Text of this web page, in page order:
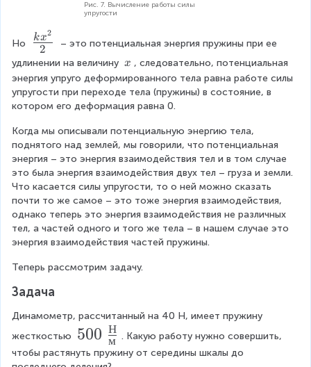
}
-
\f
r
a
c
{
k
x
_
2
^
2
{
2
2
}
{
2
}
2
}
{
2
}
\
ri
g
h
t)
=
\f
a
c
{
k
c
{
k
x
2
}
{
2
}
Рис. 7. Вычисление работы силы
упругости
Но
\
f
r
a
c
{
k
x
^
2
}
2
}
2
kx2
– это потенциальная энергия пружины при ее
удлинении на величину \
\
x
x , следовательно, потенциальная
энергия упруго деформированного тела равна работе силы
упругости при переходе тела (пружины) в состояние, в
котором его деформация равна 0.
Когда мы описывали потенциальную энергию тела,
поднятого над землей, мы говорили, что потенциальная
энергия – это энергия взаимодействия тел и в том случае
это была энергия взаимодействия двух тел – груза и земли.
Что касается силы упругости, то о ней можно сказать
почти то же самое – это тоже энергия взаимодействия,
однако теперь это энергия взаимодействия не различных
тел, а частей одного и того же тела – в нашем случае это
энергия взаимодействия частей пружины.
Теперь рассмотрим задачу.
Задача
Динамометр, рассчитанный на 40 Н, имеет пружину
жесткостью 5
0
500 м
Н . Какую работу нужно совершить,
чтобы растянуть пружину от середины шкалы до